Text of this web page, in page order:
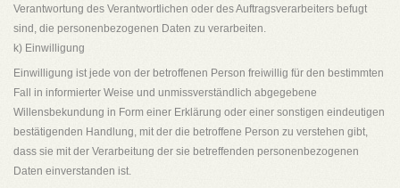
Verantwortung des Verantwortlichen oder des Auftragsverarbeiters befugt
sind, die personenbezogenen Daten zu verarbeiten.
k) Einwilligung
Einwilligung ist jede von der betroffenen Person freiwillig für den bestimmten
Fall in informierter Weise und unmissverständlich abgegebene
Willensbekundung in Form einer Erklärung oder einer sonstigen eindeutigen
bestätigenden Handlung, mit der die betroffene Person zu verstehen gibt,
dass sie mit der Verarbeitung der sie betreffenden personenbezogenen
Daten einverstanden ist.